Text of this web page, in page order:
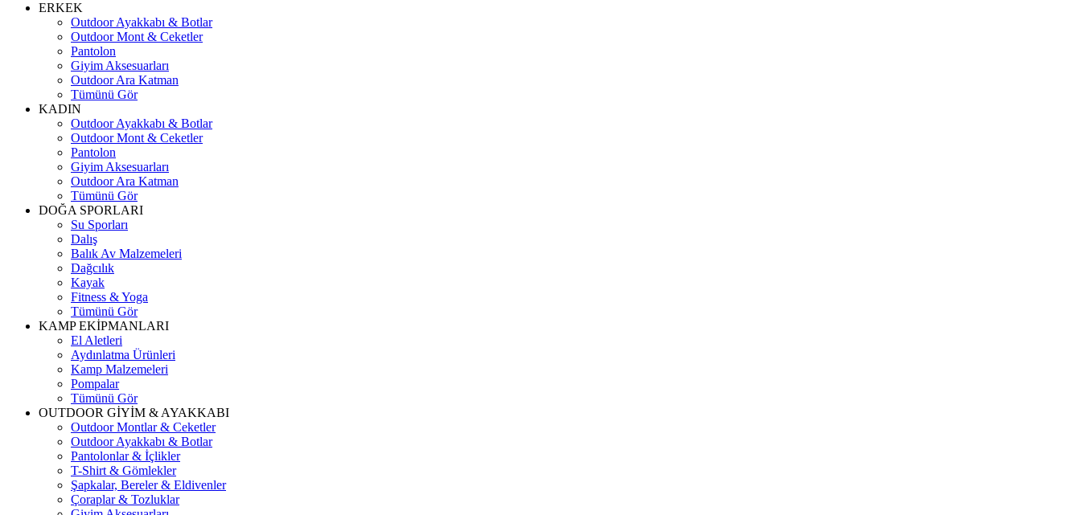
ERKEK
Outdoor Ayakkabı & Botlar
Outdoor Mont & Ceketler
Pantolon
Giyim Aksesuarları
Outdoor Ara Katman
Tümünü Gör
KADIN
Outdoor Ayakkabı & Botlar
Outdoor Mont & Ceketler
Pantolon
Giyim Aksesuarları
Outdoor Ara Katman
Tümünü Gör
DOĞA SPORLARI
Su Sporları
Dalış
Balık Av Malzemeleri
Dağcılık
Kayak
Fitness & Yoga
Tümünü Gör
KAMP EKİPMANLARI
El Aletleri
Aydınlatma Ürünleri
Kamp Malzemeleri
Pompalar
Tümünü Gör
OUTDOOR GİYİM & AYAKKABI
Outdoor Montlar & Ceketler
Outdoor Ayakkabı & Botlar
Pantolonlar & İçlikler
T-Shirt & Gömlekler
Şapkalar, Bereler & Eldivenler
Çoraplar & Tozluklar